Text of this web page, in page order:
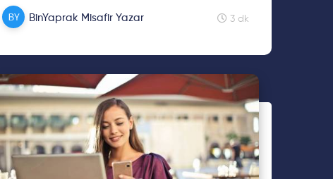
İK süreçlerinde dijital dönüşüm her geçen gün
yaygınlaşıyor.
BinYaprak Misafir Yazar 3 dk